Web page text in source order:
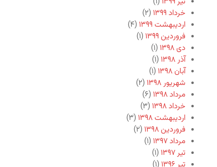
خرداد ۱۳۹۹
(۲)
اردیبهشت ۱۳۹۹
(۴)
فروردین ۱۳۹۹
(۱)
دی ۱۳۹۸
(۱)
آذر ۱۳۹۸
(۱)
آبان ۱۳۹۸
(۱)
شهریور ۱۳۹۸
(۲)
مرداد ۱۳۹۸
(۶)
خرداد ۱۳۹۸
(۳)
اردیبهشت ۱۳۹۸
(۳)
فروردین ۱۳۹۸
(۲)
مرداد ۱۳۹۷
(۱)
تیر ۱۳۹۷
(۱)